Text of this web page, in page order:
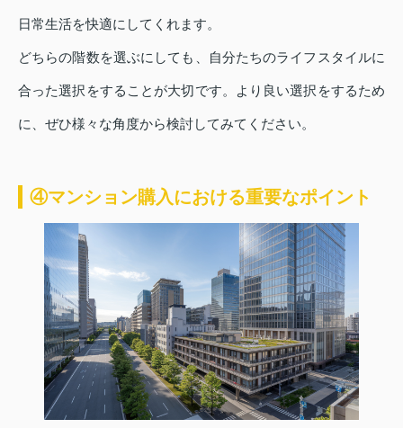
日常生活を快適にしてくれます。
どちらの階数を選ぶにしても、自分たちのライフスタイルに
合った選択をすることが大切です。より良い選択をするため
に、ぜひ様々な角度から検討してみてください。
④マンション購入における重要なポイント